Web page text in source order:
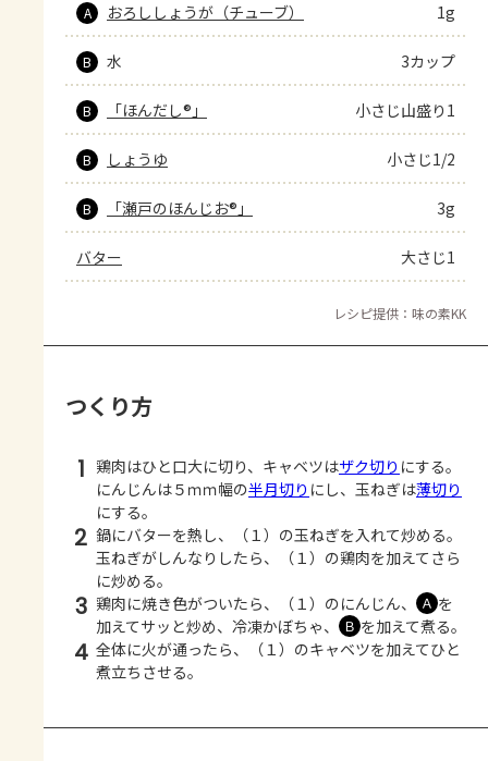
A おろししょうが（チューブ） 1g
B 水 3カップ
B 「ほんだし®」 小さじ山盛り1
B しょうゆ 小さじ1/2
B 「瀬戸のほんじお®」 3g
バター 大さじ1
レシピ提供：味の素KK
つくり方
1 鶏肉はひと口大に切り、キャベツはザク切り にする。
にんじんは５ｍｍ幅の半月切り にし、玉ねぎは薄切り
にする。
2 鍋にバターを熱し、（１）の玉ねぎを入れて炒める。
玉ねぎがしんなりしたら、（１）の鶏肉を加えてさら
に炒める。
3 鶏肉に焼き色がついたら、（１）のにんじん、 Ａ を
加えてサッと炒め、冷凍かぼちゃ、
Ｂ を加えて煮る。
4 全体に火が通ったら、（１）のキャベツを加えてひと
煮立ちさせる。